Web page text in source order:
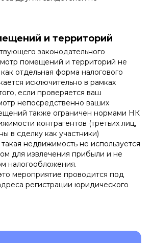
и территорий
законодательного
помещений и территорий не
отдельная форма налогового
исключительно в рамках
если проверяется ваш
непосредственно ваших
также ограничен нормами НК
контрагентов (третьих лиц,
в сделку как участники)
недвижимость не используется
для извлечения прибыли и не
налогообложения.
мероприятие проводится под
регистрации юридического